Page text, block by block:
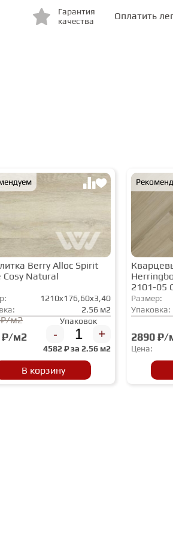
Гарантия
качества
Оплатить
Berry Alloc Spirit
Cosy Natural
1210x176,60x3,40
2.56 м2
₽/м2
₽/м2
Упаковок
- +
4582₽ за 2.56 м2
В корзину
2101-05
Размер:
Упаковка:
2890 ₽/
Цена: